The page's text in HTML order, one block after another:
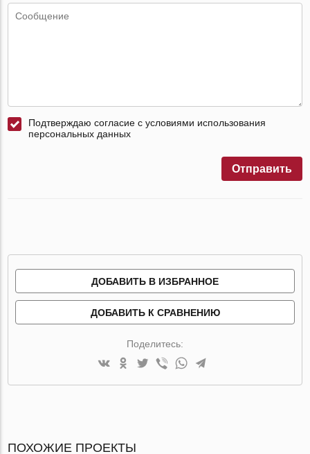
Подтверждаю согласие с условиями использования
персональных данных
Отправить
ДОБАВИТЬ В ИЗБРАННОЕ
ДОБАВИТЬ К СРАВНЕНИЮ
Поделитесь:
ПОХОЖИЕ ПРОЕКТЫ